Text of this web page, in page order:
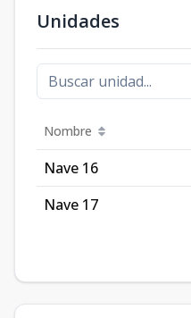
Unidades
Nombre
Nave 16
Nave 17